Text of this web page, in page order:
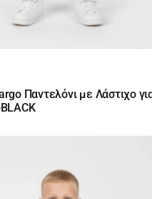
Παντελόνι με Λάστιχο